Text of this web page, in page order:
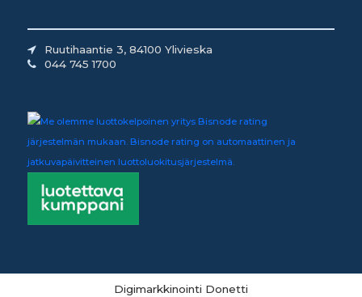
Ruutihaantie 3, 84100 Ylivieska
044 745 1700
Digimarkkinointi Donetti